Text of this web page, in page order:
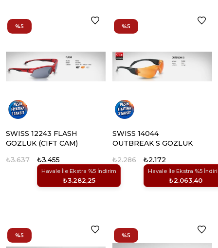
SWISS 12243 FLASH
GOZLUK (CIFT CAM)
₺3.455
Havale İle Ekstra %5 İndirim
₺3.282,25
₺3.637
%5
SWISS 14044
OUTBREAK S GOZLUK
₺2.172
Havale İle Ekstra %5
₺2.063,40
₺2.286
%5
%5 %5